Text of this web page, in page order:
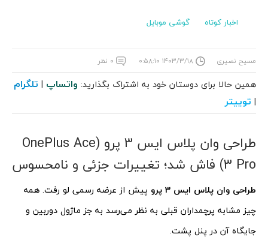
اخبار کوتاه گوشی موبایل
مسیح نصیری ۱۴۰۳/۳/۱۸ ۰:۵۸:۱۰ ۰ نظر
همین حالا برای دوستان خود به اشتراک بگذارید: واتساپ | تلگرام
| توییتر
طراحی وان پلاس ایس 3 پرو (OnePlus Ace
3 Pro) فاش شد؛ تغییرات جزئی و نامحسوس
طراحی وان پلاس ایس 3 پرو
پیش از عرضه رسمی لو رفت. همه
چیز مشابه پرچمداران قبلی به نظر می‌رسد به جز ماژول دوربین و
جایگاه آن در پنل پشت.